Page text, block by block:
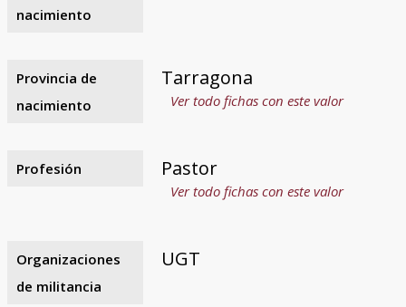
nacimiento
Provincia de
nacimiento
Tarragona
Ver todo fichas con este valor
Profesión Pastor
Ver todo fichas con este valor
Organizaciones
de militancia
UGT